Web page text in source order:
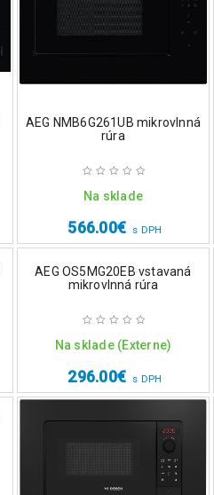
AEG NMB6G261UB mikrovlnná
rúra
Na sklade
566.00€ s DPH
AEG OS5MG20EB vstavaná
mikrovlnná rúra
Na sklade (Externe)
296.00€ s DPH